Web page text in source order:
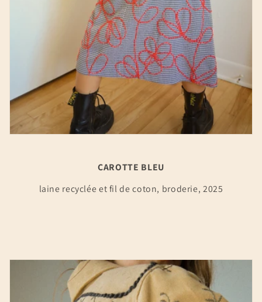
CAROTTE BLEU
laine recyclée et fil de coton, broderie, 2025